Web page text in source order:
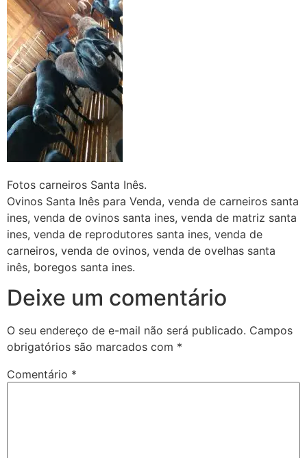
Fotos carneiros Santa Inês.
Ovinos Santa Inês para Venda, venda de carneiros santa
ines, venda de ovinos santa ines, venda de matriz santa
ines, venda de reprodutores santa ines, venda de
carneiros, venda de ovinos, venda de ovelhas santa
inês, boregos santa ines.
Deixe um comentário
O seu endereço de e-mail não será publicado. Campos
obrigatórios são marcados com *
Comentário *